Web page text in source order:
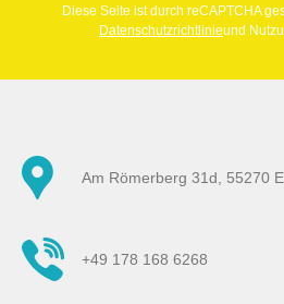
Diese Seite ist durch reCAPTCHA
Datenschutzrichtlinieund
Am Römerberg 31d, 55270
+49 178 168 6268